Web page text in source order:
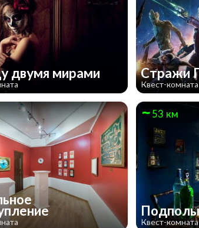
двумя мирами Стражи
Квест-комната
53 км
Квест-комната